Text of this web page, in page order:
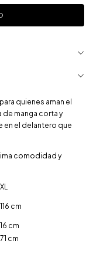
quienes aman el
de manga corta y
en el delantero que
comodidad y
XL
116 cm
16 cm
71 cm